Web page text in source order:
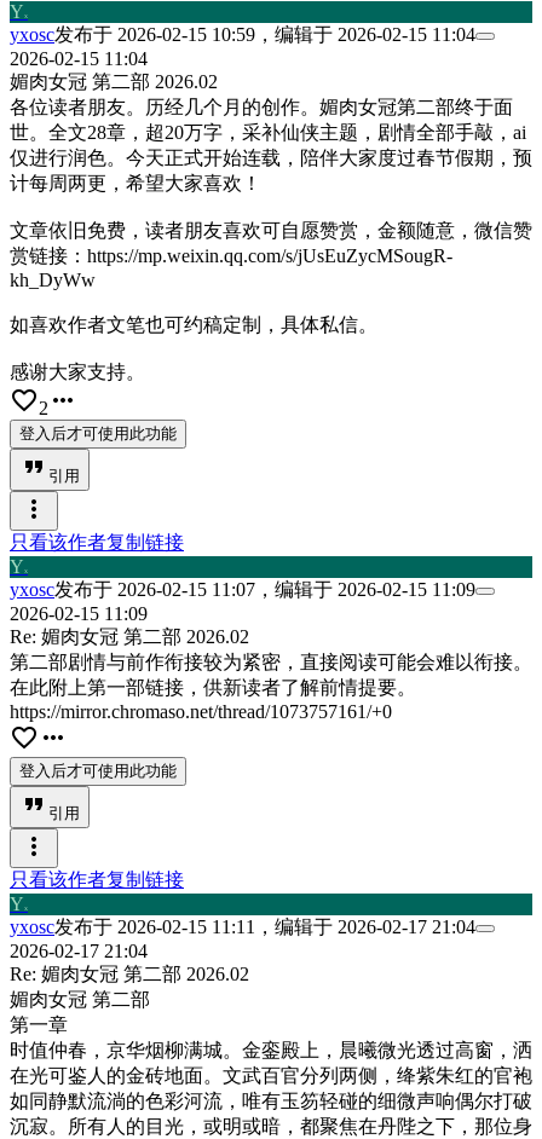
Yx
yxosc发布于 2026-02-15 10:59 ，编辑于 2026-02-15 11:04
2026-02-15 11:04
媚肉女冠 第二部 2026.02
各位读者朋友。历经几个月的创作。媚肉女冠第二部终于面
世。全文28章，超20万字，采补仙侠主题，剧情全部手敲，ai
仅进行润色。今天正式开始连载，陪伴大家度过春节假期，预
计每周两更，希望大家喜欢！
文章依旧免费，读者朋友喜欢可自愿赞赏，金额随意，微信赞
赏链接：https://mp.weixin.qq.com/s/jUsEuZycMSougR-
kh_DyWw
如喜欢作者文笔也可约稿定制，具体私信。
感谢大家支持。
favorite_border2 more_horiz
登入后才可使用此功能
format_quote 引用
more_vert
只看该作者复制链接
Yx
yxosc发布于 2026-02-15 11:07 ，编辑于 2026-02-15 11:09
2026-02-15 11:09
Re: 媚肉女冠 第二部 2026.02
第二部剧情与前作衔接较为紧密，直接阅读可能会难以衔接。
在此附上第一部链接，供新读者了解前情提要。
https://mirror.chromaso.net/thread/1073757161/+0
favorite_border more_horiz
登入后才可使用此功能
format_quote 引用
more_vert
只看该作者复制链接
Yx
yxosc发布于 2026-02-15 11:11 ，编辑于 2026-02-17 21:04
2026-02-17 21:04
Re: 媚肉女冠 第二部 2026.02
媚肉女冠 第二部
第一章
时值仲春，京华烟柳满城。金銮殿上，晨曦微光透过高窗，洒
在光可鉴人的金砖地面。文武百官分列两侧，绛紫朱红的官袍
如同静默流淌的色彩河流，唯有玉笏轻碰的细微声响偶尔打破
沉寂。所有人的目光，或明或暗，都聚焦在丹陛之下，那位身